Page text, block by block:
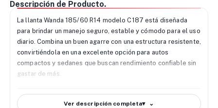
Descripción de Producto.
La llanta Wanda 185/60 R14 modelo C187 está diseñada
para brindar un manejo seguro, estable y cómodo para el uso
diario. Combina un buen agarre con una estructura resistente,
convirtiéndola en una excelente opción para autos
compactos y sedanes que buscan rendimiento confiable sin
gastar de más.
El diseño del modelo C187 incorpora un patrón de banda
Ver descripción completa▾